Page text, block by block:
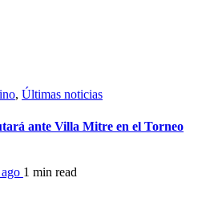
, Últimas noticias
ante Villa Mitre en el Torneo
1 min read